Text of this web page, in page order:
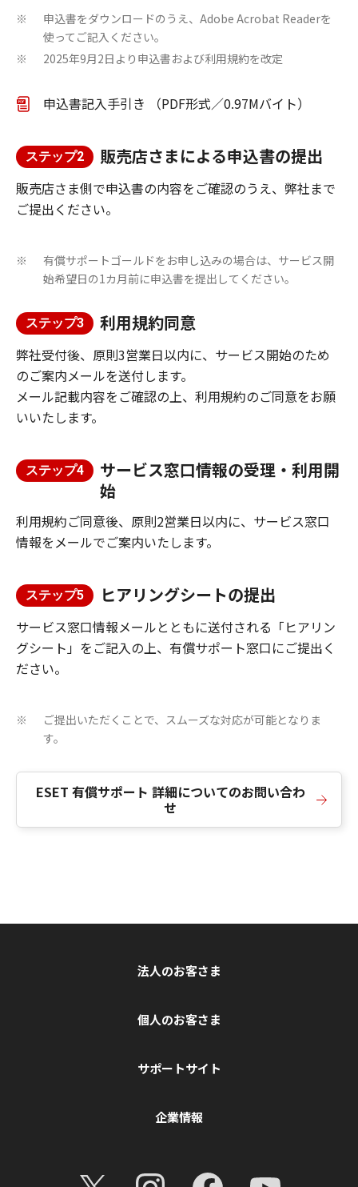
※
申込書をダウンロードのうえ、Adobe Acrobat Readerを
使ってご記入ください。
※ 2025年9月2日より申込書および利用規約を改定
申込書記入手引き （PDF形式／0.97Mバイト）
ステップ2 販売店さまによる申込書の提出
販売店さま側で申込書の内容をご確認のうえ、弊社まで
ご提出ください。
※
有償サポートゴールドをお申し込みの場合は、サービス開
始希望日の1カ月前に申込書を提出してください。
ステップ3 利用規約同意
弊社受付後、原則3営業日以内に、サービス開始のため
のご案内メールを送付します。
メール記載内容をご確認の上、利用規約のご同意をお願
いいたします。
ステップ4
サービス窓口情報の受理・利用開
始
利用規約ご同意後、原則2営業日以内に、サービス窓口
情報をメールでご案内いたします。
ステップ5 ヒアリングシートの提出
サービス窓口情報メールとともに送付される「ヒアリン
グシート」をご記入の上、有償サポート窓口にご提出く
ださい。
※
ご提出いただくことで、スムーズな対応が可能となりま
す。
ESET 有償サポート 詳細についてのお問い合わ
せ
法人のお客さま
個人のお客さま
サポートサイト
企業情報